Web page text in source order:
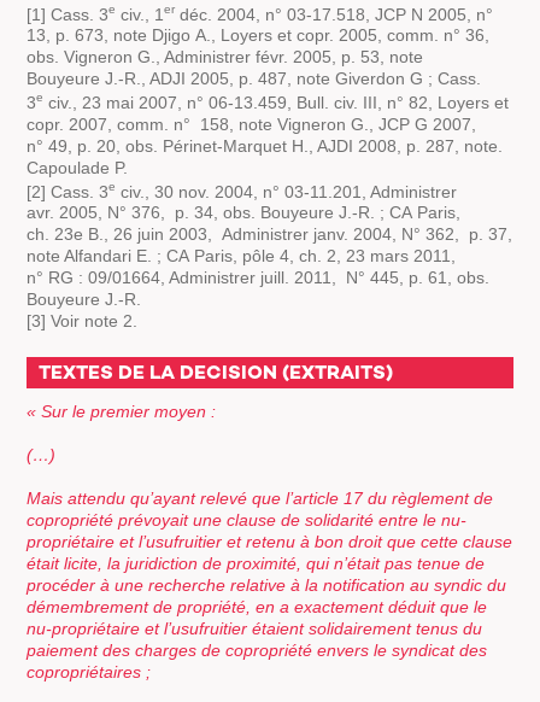
[1] Cass. 3e civ., 1er déc. 2004, n° 03-17.518, JCP N 2005, n°
13, p. 673, note Djigo A., Loyers et copr. 2005, comm. n° 36,
obs. Vigneron G., Administrer févr. 2005, p. 53, note
Bouyeure J.-R., ADJI 2005, p. 487, note Giverdon G ; Cass.
3e civ., 23 mai 2007, n° 06-13.459, Bull. civ. III, n° 82, Loyers et
copr. 2007, comm. n° 158, note Vigneron G., JCP G 2007,
n° 49, p. 20, obs. Périnet-Marquet H., AJDI 2008, p. 287, note.
Capoulade P.
[2] Cass. 3e civ., 30 nov. 2004, n° 03-11.201, Administrer
avr. 2005, N° 376, p. 34, obs. Bouyeure J.-R. ; CA Paris,
ch. 23e B., 26 juin 2003, Administrer janv. 2004, N° 362, p. 37,
note Alfandari E. ; CA Paris, pôle 4, ch. 2, 23 mars 2011,
n° RG : 09/01664, Administrer juill. 2011, N° 445, p. 61, obs.
Bouyeure J.-R.
[3] Voir note 2.
TEXTES DE LA DECISION (EXTRAITS)
«Sur le premier moyen :
(…)
Mais attendu qu’ayant relevé que l’article 17 du règlement de
copropriété prévoyait une clause de solidarité entre le nu-
propriétaire et l’usufruitier et retenu à bon droit que cette clause
était licite, la juridiction de proximité, qui n’était pas tenue de
procéder à une recherche relative à la notification au syndic du
démembrement de propriété, en a exactement déduit que le
nu-propriétaire et l’usufruitier étaient solidairement tenus du
paiement des charges de copropriété envers le syndicat des
copropriétaires ;